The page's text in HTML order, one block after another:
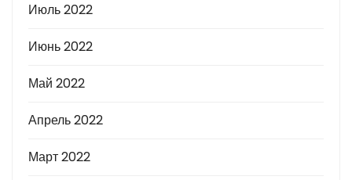
Июль 2022
Июнь 2022
Май 2022
Апрель 2022
Март 2022